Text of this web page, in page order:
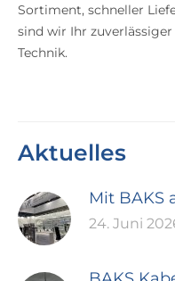
Sortiment, schneller
sind wir Ihr
Technik.
Aktuelles
Mit BAKS
24. Juni